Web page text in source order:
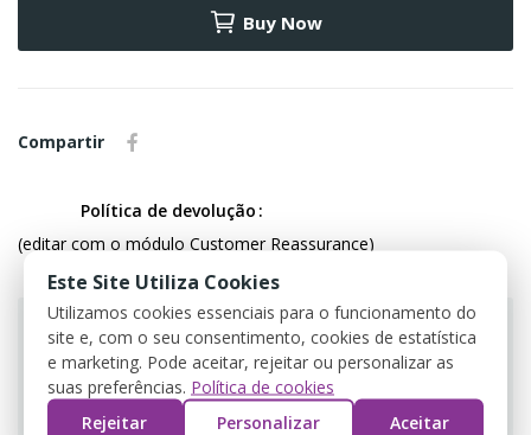
Buy Now
Compartir
Política de devolução
(editar com o módulo Customer Reassurance)
Guarantee safe & secure checkout
Este Site Utiliza Cookies
Utilizamos cookies essenciais para o funcionamento do
site e, com o seu consentimento, cookies de estatística
e marketing. Pode aceitar, rejeitar ou personalizar as
suas preferências. Política de cookies
Rejeitar
Personalizar Aceitar